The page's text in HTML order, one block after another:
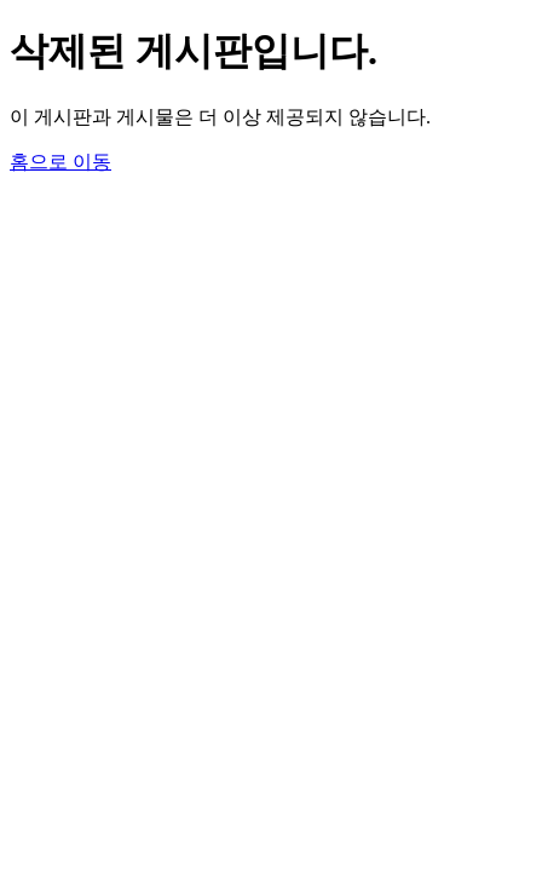
삭제된 게시판입니다.
이 게시판과 게시물은 더 이상 제공되지 않습니다.
홈으로 이동